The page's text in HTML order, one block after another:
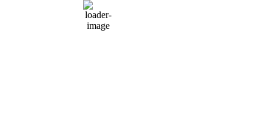
66 %
1004 мб
10 mph